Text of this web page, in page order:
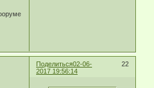
Поделиться 22
02-06-
2017 19:56:14